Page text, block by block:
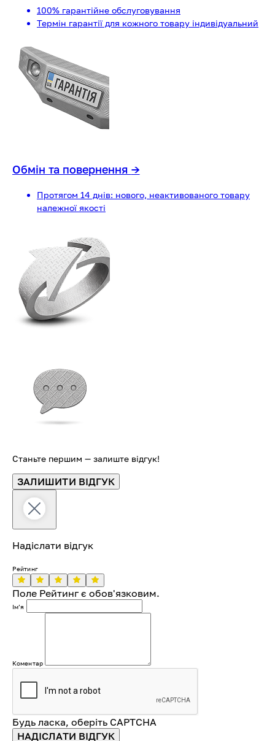
100% гарантійне обслуговування
Термін гарантії для кожного товару індивідуальний
Обмін та повернення →
Протягом 14 днів: нового, неактивованого товару
належної якості
Станьте першим — залиште відгук!
ЗАЛИШИТИ ВІДГУК
Надіслати відгук
Рейтинг
Поле Рейтинг є обов'язковим.
Імʼя
Коментар
Будь ласка, оберіть CAPTCHA
НАДІСЛАТИ ВІДГУК